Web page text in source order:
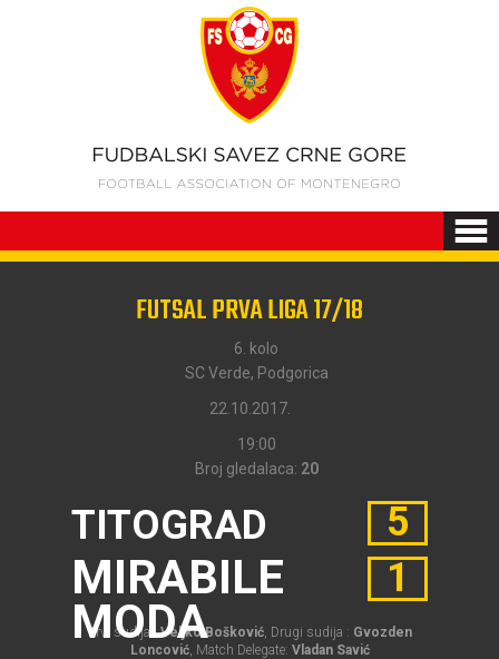
FUTSAL PRVA LIGA 17/18
6. kolo
SC Verde, Podgorica
22.10.2017.
19:00
Broj gledalaca: 20
TITOGRAD
MIRABILE
MODA
5
1
Prvi sudija :Veljko Bošković, Drugi sudija : Gvozden
Loncović, Match Delegate: Vladan Savić